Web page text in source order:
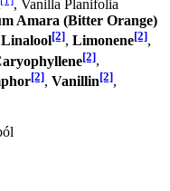
, Vanilla Planifolia
Amara (Bitter Orange)
Linalool[2], Limonene[2],
[2],
[2], Vanillin[2],